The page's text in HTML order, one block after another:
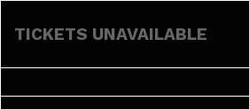
TICKETS UNAVAILABLE